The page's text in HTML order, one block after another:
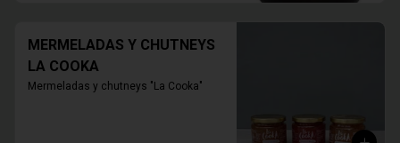
MERMELADAS Y CHUTNEYS
LA COOKA
Mermeladas y chutneys "La Cooka"